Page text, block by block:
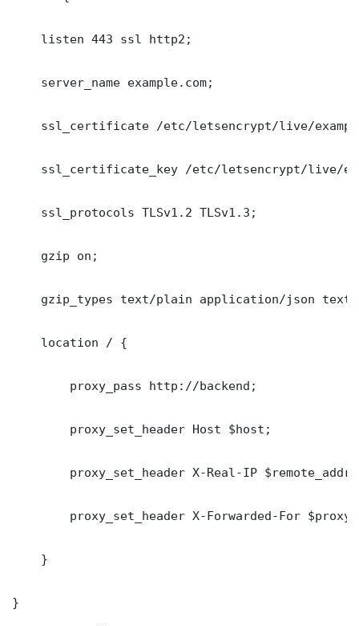
    listen 443 ssl http2;
    server_name example.com;
ssl_certificate /etc/letsencrypt/live/
ssl_certificate_key /etc/letsencrypt/live/
    ssl_protocols TLSv1.2 TLSv1.3;
    gzip on;
gzip_types text/plain application/json
    location / {
        proxy_pass http://backend;
        proxy_set_header Host $host;
        proxy_set_header X-Real-IP $remote_addr;
proxy_set_header X-Forwarded-For
    }
}